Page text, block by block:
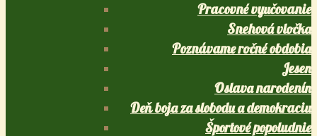
Pracovné vyučovanie
Snehová vločka
Poznávame ročné obdobia
Jesen
Oslava narodenín
Deň boja za slobodu a demokraciu
Športové popoludnie